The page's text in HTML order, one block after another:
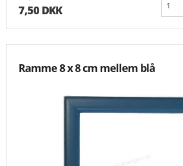
7,50 DKK
Ramme 8 x 8 cm mellem blå